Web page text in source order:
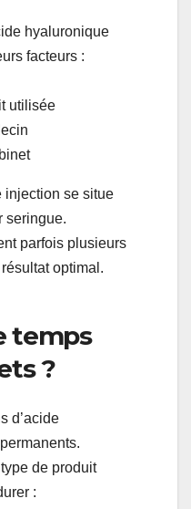
hyaluronique
facteurs :
utilisée
injection se situe
seringue.
parfois plusieurs
optimal.
temps
?
d’acide
de produit
: